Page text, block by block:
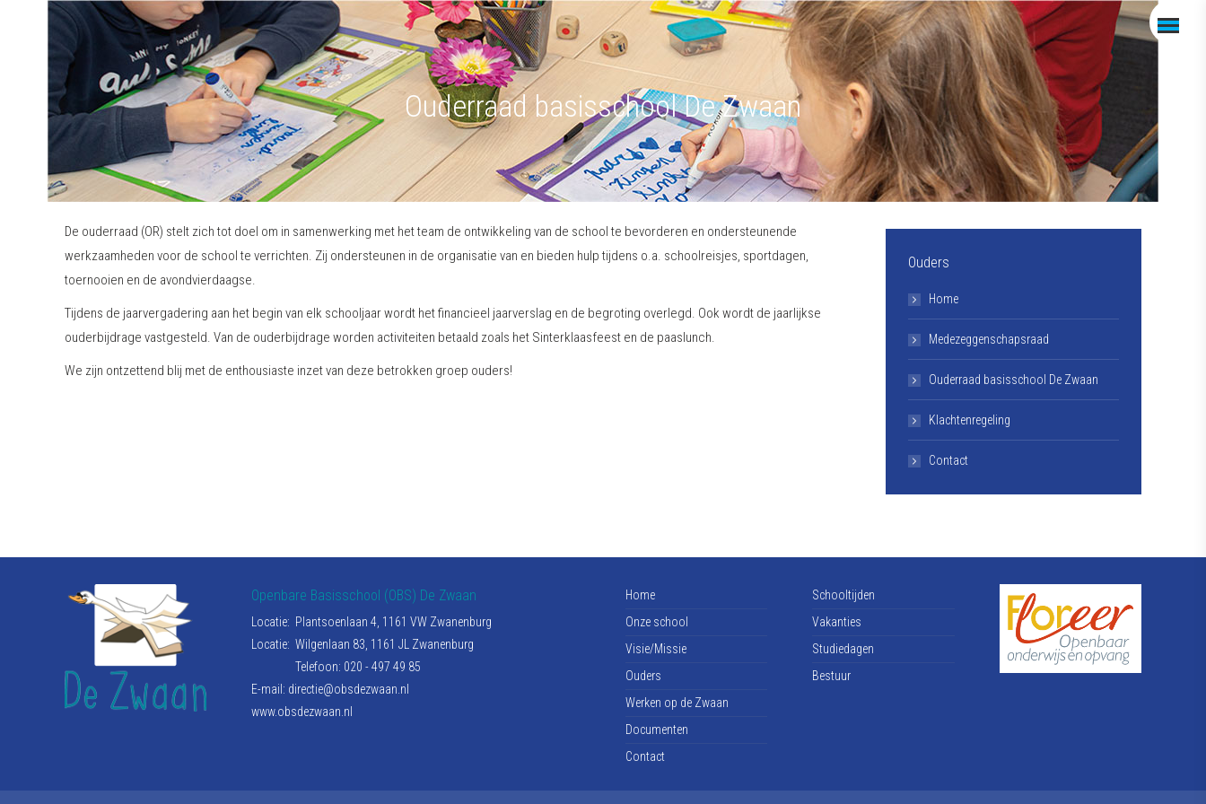
Ouderraad basisschool De Zwaan
De ouderraad (OR) stelt zich tot doel om in samenwerking met het team de ontwikkeling van de school te bevorderen en ondersteunende
werkzaamheden voor de school te verrichten. Zij ondersteunen in de organisatie van en bieden hulp tijdens o.a. schoolreisjes, sportdagen,
toernooien en de avondvierdaagse.
Tijdens de jaarvergadering aan het begin van elk schooljaar wordt het financieel jaarverslag en de begroting overlegd. Ook wordt de jaarlijkse
ouderbijdrage vastgesteld. Van de ouderbijdrage worden activiteiten betaald zoals het Sinterklaasfeest en de paaslunch.
We zijn ontzettend blij met de enthousiaste inzet van deze betrokken groep ouders!
Ouders
Home
Medezeggenschapsraad
Ouderraad basisschool De Zwaan
Klachtenregeling
Contact
Openbare Basisschool (OBS) De Zwaan
Locatie: Plantsoenlaan 4, 1161 VW Zwanenburg
Locatie:Wilgenlaan 83, 1161 JL Zwanenburg
Telefoon: 020 - 497 49 85
E-mail: directie@obsdezwaan.nl
www.obsdezwaan.nl
Home
Onze school
Visie/Missie
Ouders
Werken op de Zwaan
Documenten
Contact
Schooltijden
Vakanties
Studiedagen
Bestuur